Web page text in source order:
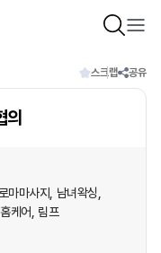
스크랩 공유
의
마마사지
남녀왁싱
홈케어 림프